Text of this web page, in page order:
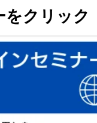
をクリック